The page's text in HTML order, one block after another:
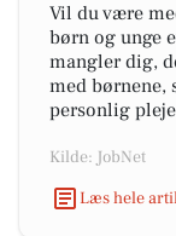
Vil du være
børn og unge
mangler dig,
med børnene,
personlig
Kilde: JobNet
Læs hele